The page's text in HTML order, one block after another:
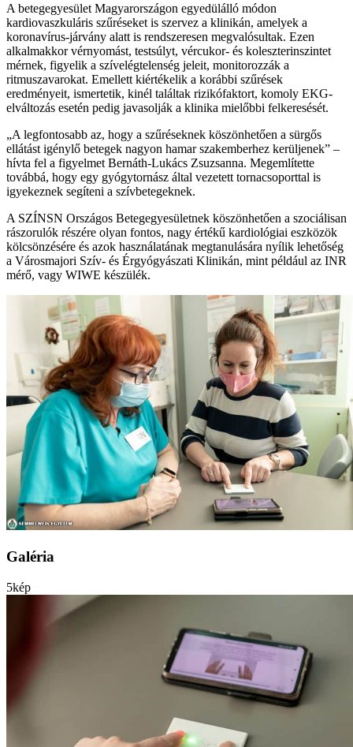
A betegegyesület Magyarországon egyedülálló módon
kardiovaszkuláris szűréseket is szervez a klinikán, amelyek a
koronavírus-járvány alatt is rendszeresen megvalósultak. Ezen
alkalmakkor vérnyomást, testsúlyt, vércukor- és koleszterinszintet
mérnek, figyelik a szívelégtelenség jeleit, monitorozzák a
ritmuszavarokat. Emellett kiértékelik a korábbi szűrések
eredményeit, ismertetik, kinél találtak rizikófaktort, komoly EKG-
elváltozás esetén pedig javasolják a klinika mielőbbi felkeresését.
„A legfontosabb az, hogy a szűréseknek köszönhetően a sürgős
ellátást igénylő betegek nagyon hamar szakemberhez kerüljenek” –
hívta fel a figyelmet Bernáth-Lukács Zsuzsanna. Megemlítette
továbbá, hogy egy gyógytornász által vezetett tornacsoporttal is
igyekeznek segíteni a szívbetegeknek.
A SZÍNSN Országos Betegegyesületnek köszönhetően a szociálisan
rászorulók részére olyan fontos, nagy értékű kardiológiai eszközök
kölcsönzésére és azok használatának megtanulására nyílik lehetőség
a Városmajori Szív- és Érgyógyászati Klinikán, mint például az INR
mérő, vagy WIWE készülék.
Galéria
5kép